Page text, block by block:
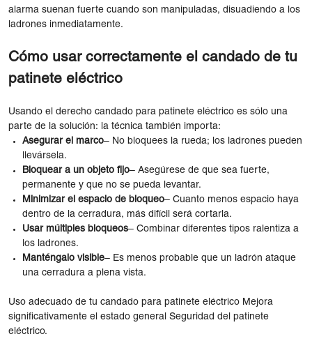
alarma suenan fuerte cuando son manipuladas, disuadiendo a los
ladrones inmediatamente.
Cómo usar correctamente el candado de tu
patinete eléctrico
Usando el derecho candado para patinete eléctrico es sólo una
parte de la solución: la técnica también importa:
Asegurar el marco– No bloquees la rueda; los ladrones pueden
llevársela.
Bloquear a un objeto fijo– Asegúrese de que sea fuerte,
permanente y que no se pueda levantar.
Minimizar el espacio de bloqueo– Cuanto menos espacio haya
dentro de la cerradura, más difícil será cortarla.
Usar múltiples bloqueos– Combinar diferentes tipos ralentiza a
los ladrones.
Manténgalo visible– Es menos probable que un ladrón ataque
una cerradura a plena vista.
Uso adecuado de tu candado para patinete eléctrico Mejora
significativamente el estado general Seguridad del patinete
eléctrico.